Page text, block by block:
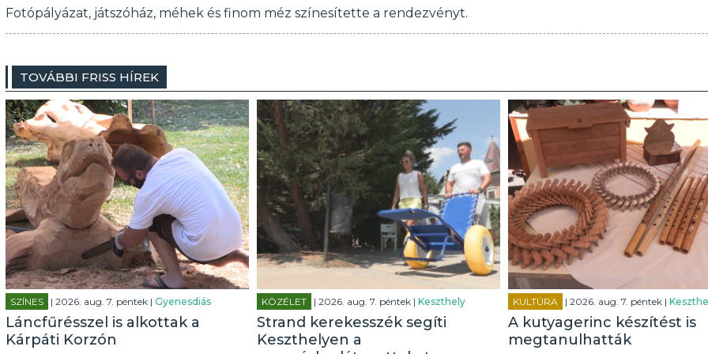
Fotópályázat, játszóház, méhek és finom méz színesítette a rendezvényt.
TOVÁBBI FRISS HÍREK
SZÍNES | 2026. aug. 7. péntek | Gyenesdiás
Láncfűrésszel is alkottak a
Kárpáti Korzón
KÖZÉLET | 2026. aug. 7. péntek | Keszthely
Strand kerekesszék segíti
Keszthelyen a
KULTÚRA | 2026. aug. 7. péntek |
A kutyagerinc készítést is
megtanulhatták